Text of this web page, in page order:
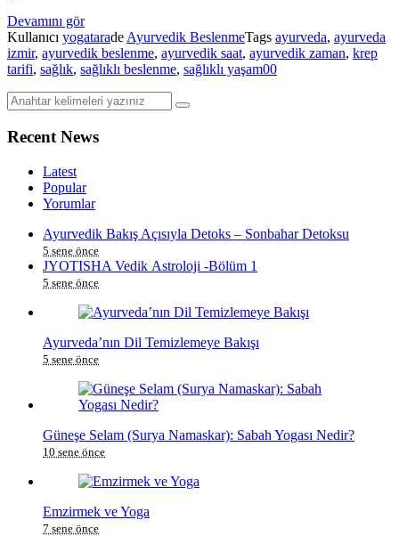
Devamını gör
Kullanıcı yogatarade Ayurvedik BeslenmeTags ayurveda, ayurveda
izmir, ayurvedik beslenme, ayurvedik saat, ayurvedik zaman, krep
tarifi, sağlık, sağlıklı beslenme, sağlıklı yaşam00
Recent News
Latest
Popular
Yorumlar
Ayurvedik Bakış Açısıyla Detoks – Sonbahar Detoksu
5 sene önce
JYOTISHA Vedik Astroloji -Bölüm 1
5 sene önce
Ayurveda’nın Dil Temizlemeye Bakışı
5 sene önce
Güneşe Selam (Surya Namaskar): Sabah Yogası Nedir?
10 sene önce
Emzirmek ve Yoga
7 sene önce